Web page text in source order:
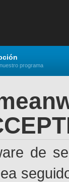
programa
de